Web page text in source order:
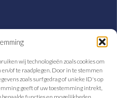
wij technologieën zoals cookies om
of te raadplegen. Door in te stemmen
zoals surfgedrag of unieke ID's op
geeft of uw toestemming intrekt,